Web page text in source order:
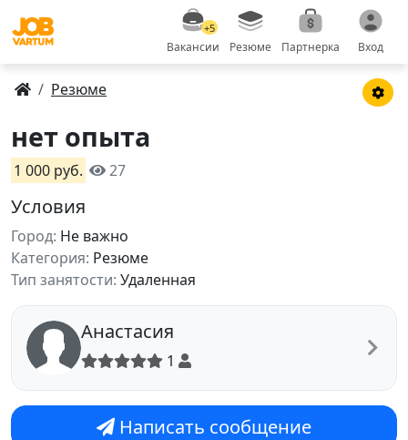
+5
Вакансии Резюме Партнерка Вход
Резюме
нет опыта
1 000 руб. 27
Условия
Город: Не важно
Категория: Резюме
Тип занятости: Удаленная
Анастасия
1
Написать сообщение